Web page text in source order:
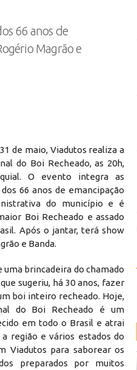
66 anos de
Magrão e
de maio, Viadutos realiza a
do Boi Recheado, as 20h,
O evento integra as
66 anos de emancipação
do município e é
Boi Recheado e assado
Após o jantar, terá show
e Banda.
uma brincadeira do chamado
sugeriu, há 30 anos, fazer
boi inteiro recheado. Hoje,
do Boi Recheado é um
em todo o Brasil e atrai
região e vários estados do
Viadutos para saborear os
preparados por muitos